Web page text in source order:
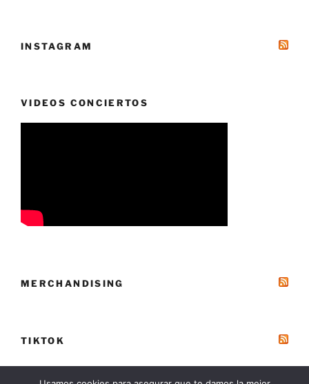
INSTAGRAM
VIDEOS CONCIERTOS
MERCHANDISING
TIKTOK